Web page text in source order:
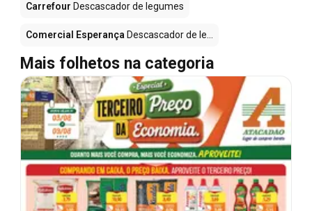
Carrefour Descascador de legumes
Comercial Esperança Descascador de le...
Mais folhetos na categoria